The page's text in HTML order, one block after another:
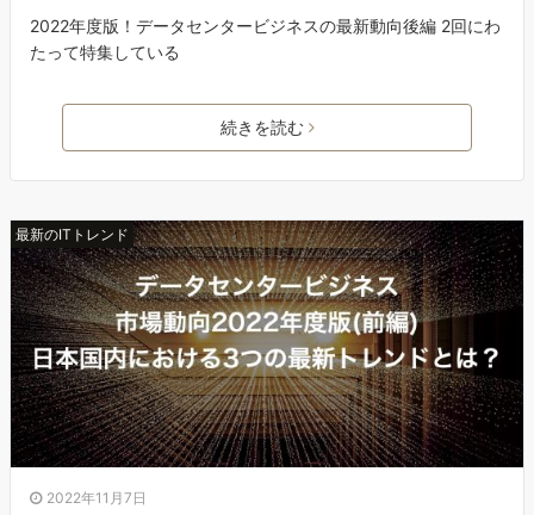
2022年度版！データセンタービジネスの最新動向後編 2回にわ
たって特集している
続きを読む
最新のITトレンド
2022年11月7日